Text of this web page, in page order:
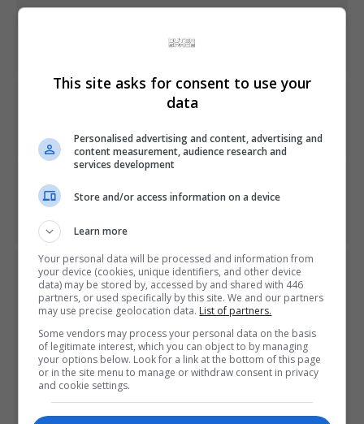
PREVIOUS ARTICLE
teste lançada
Atualização de Gran Turismo Sport traz novos carros e
ÚLTIMAS NOTÍCIAS
This site asks for consent to use your
data
Personalised advertising and content, advertising and
content measurement, audience research and
services development
Store and/or access information on a device
Learn more
Your personal data will be processed and information from
your device (cookies, unique identifiers, and other device
data) may be stored by, accessed by and shared with 446
partners, or used specifically by this site. We and our partners
may use precise geolocation data. List of partners.
Some vendors may process your personal data on the basis
of legitimate interest, which you can object to by managing
your options below. Look for a link at the bottom of this page
or in the site menu to manage or withdraw consent in privacy
and cookie settings.